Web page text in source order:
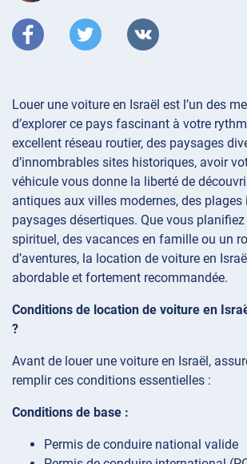
Louer une voiture en Israël est l’un des
d’explorer ce pays fascinant à votre
excellent réseau routier, des paysages
d’innombrables sites historiques, avoir
véhicule vous donne la liberté de
antiques aux villes modernes, des
paysages désertiques. Que vous
spirituel, des vacances en famille ou un
d’aventures, la location de voiture en
abordable et fortement recommandée.
Conditions de location de voiture en
?
Avant de louer une voiture en Israël,
remplir ces conditions essentielles :
Conditions de base :
Permis de conduire national valide